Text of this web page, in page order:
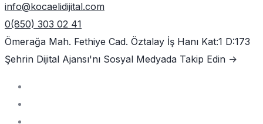
info@kocaelidijital.com
0(850) 303 02 41
Ömerağa Mah. Fethiye Cad. Öztalay İş Hanı Kat:1 D:173
Şehrin Dijital Ajansı'nı Sosyal Medyada Takip Edin ->